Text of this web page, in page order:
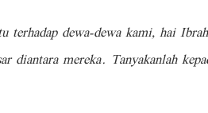
terhadap dewa-dewa kami, hai
diantara mereka. Tanyakanlah